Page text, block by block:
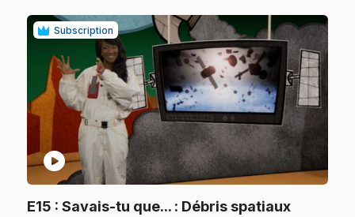
Subscription
play_circle
E15 : Savais-tu que... : Débris spatiaux.